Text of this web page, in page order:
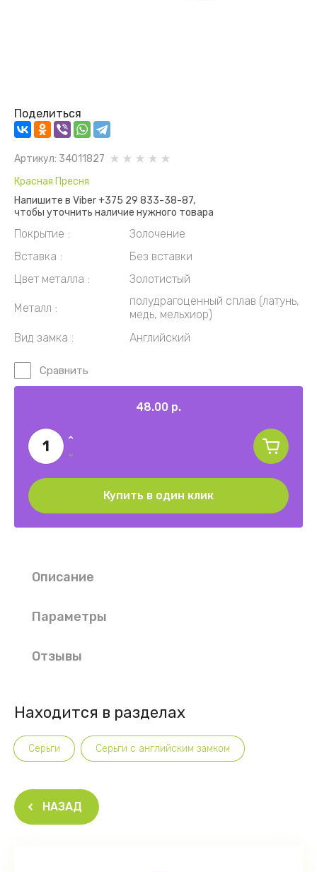
Поделиться
Артикул: 34011827
Красная Пресня
Напишите в Viber +375 29 833-38-87,
чтобы уточнить наличие нужного товара
Покрытие
Золочение
Вставка
Без вставки
Цвет металла
Золотистый
Металл
полудрагоценный сплав (латунь,
медь, мельхиор)
Вид замка
Английский
Сравнить
48.00 р.
Купить в один клик
Описание
Параметры
Отзывы
Находится в разделах
Серьги Серьги с английским замком
НАЗАД